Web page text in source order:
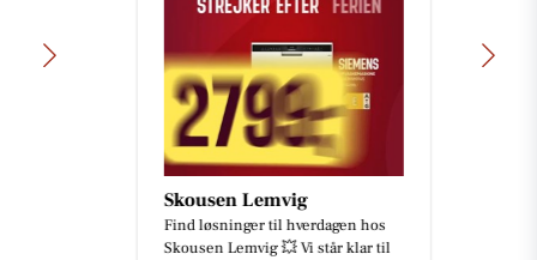
Skousen Lemvig
Find løsninger til hverdagen hos
Skousen Lemvig 💥 Vi står klar til